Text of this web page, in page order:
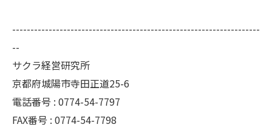
--------------------------------------------------------------------
--
サクラ経営研究所
京都府城陽市寺田正道25-6
電話番号 : 0774-54-7797
FAX番号 : 0774-54-7798